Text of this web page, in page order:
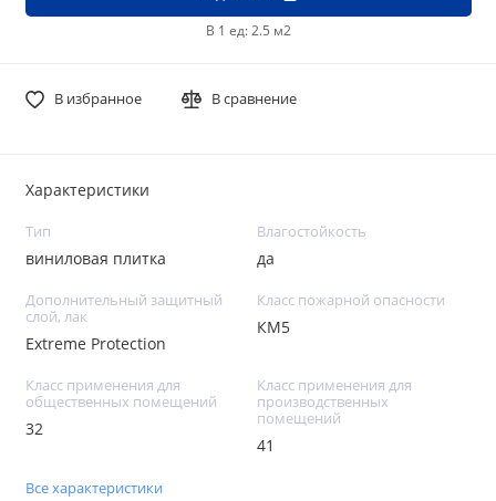
В 1 ед: 2.5 м2
В избранное В сравнение
Характеристики
Тип
виниловая плитка
Влагостойкость
да
Дополнительный защитный
слой, лак
Extreme Protection
Класс пожарной опасности
КМ5
Класс применения для
общественных помещений
32
Класс применения для
производственных
помещений
41
Все характеристики